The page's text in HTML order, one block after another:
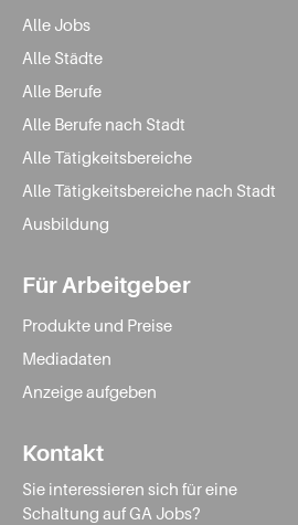
Alle Jobs
Alle Städte
Alle Berufe
Alle Berufe nach Stadt
Alle Tätigkeitsbereiche
Alle Tätigkeitsbereiche nach Stadt
Ausbildung
Für Arbeitgeber
Produkte und Preise
Mediadaten
Anzeige aufgeben
Kontakt
Sie interessieren sich für eine
Schaltung auf GA Jobs?